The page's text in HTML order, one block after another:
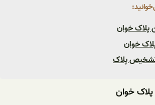
پلاک خوان
خوان
تشخیص پلاک
پلاک خوان